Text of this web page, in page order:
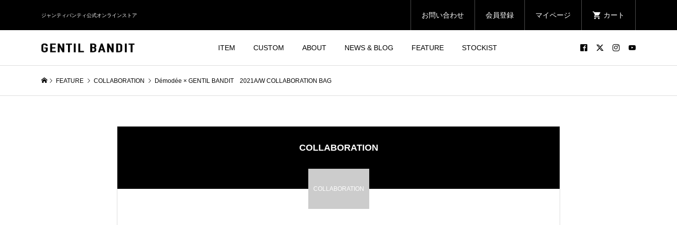
ジャンティバンティ公式オンラインストア お問い合わせ 会員登録 マイページ カート
ITEM CUSTOM ABOUT NEWS & BLOG FEATURE STOCKIST
FEATURE COLLABORATION Démodée × GENTIL BANDIT 2021A/W COLLABORATION BAG
COLLABORATION
COLLABORATION